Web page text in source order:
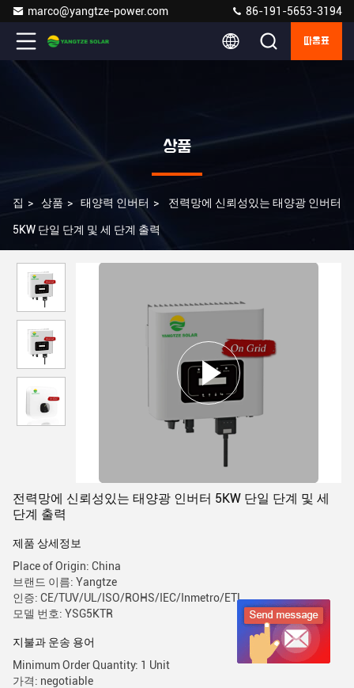
marco@yangtze-power.com 86-191-5653-3194
따옴표
상품
집 > 상품 > 태양력 인버터 > 전력망에 신뢰성있는 태양광 인버터
5KW 단일 단계 및 세 단계 출력
전력망에 신뢰성있는 태양광 인버터 5KW 단일 단계 및 세
단계 출력
제품 상세정보
Place of Origin: China
브랜드 이름: Yangtze
인증: CE/TUV/UL/ISO/ROHS/IEC/Inmetro/ETL
모델 번호: YSG5KTR
지불과 운송 용어
Minimum Order Quantity: 1 Unit
가격: negotiable